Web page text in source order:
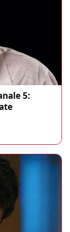
5: